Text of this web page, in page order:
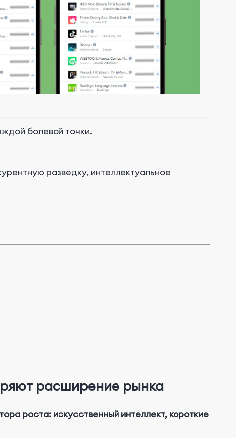
болевой точки.
разведку, интеллектуальное
расширение рынка
роста: искусственный интеллект, короткие